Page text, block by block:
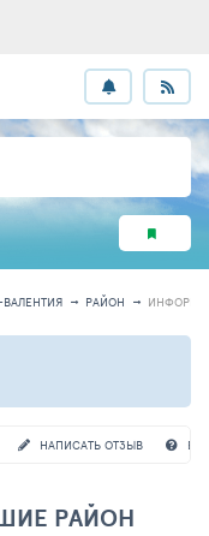
РАЙОН
НАПИСАТЬ ОТЗЫВ
РАЙОН